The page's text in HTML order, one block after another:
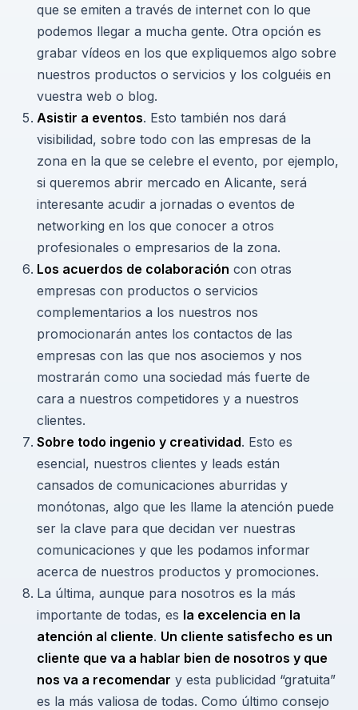
que se emiten a través de internet con lo que
podemos llegar a mucha gente. Otra opción es
grabar vídeos en los que expliquemos algo sobre
nuestros productos o servicios y los colguéis en
vuestra web o blog.
Asistir a eventos. Esto también nos dará
visibilidad, sobre todo con las empresas de la
zona en la que se celebre el evento, por ejemplo,
si queremos abrir mercado en Alicante, será
interesante acudir a jornadas o eventos de
networking en los que conocer a otros
profesionales o empresarios de la zona.
Los acuerdos de colaboración con otras
empresas con productos o servicios
complementarios a los nuestros nos
promocionarán antes los contactos de las
empresas con las que nos asociemos y nos
mostrarán como una sociedad más fuerte de
cara a nuestros competidores y a nuestros
clientes.
Sobre todo ingenio y creatividad. Esto es
esencial, nuestros clientes y leads están
cansados de comunicaciones aburridas y
monótonas, algo que les llame la atención puede
ser la clave para que decidan ver nuestras
comunicaciones y que les podamos informar
acerca de nuestros productos y promociones.
La última, aunque para nosotros es la más
importante de todas, es la excelencia en la
atención al cliente. Un cliente satisfecho es un
cliente que va a hablar bien de nosotros y que
nos va a recomendar y esta publicidad “gratuita”
es la más valiosa de todas. Como último consejo